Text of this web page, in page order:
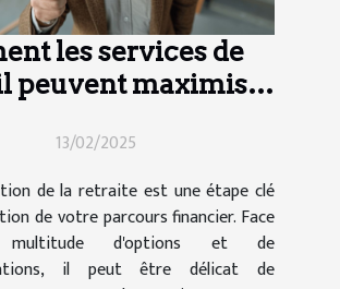
les services de
peuvent maximiser
13/02/2025
de la retraite est une étape clé
de votre parcours financier. Face
d'options et de
il peut être délicat de